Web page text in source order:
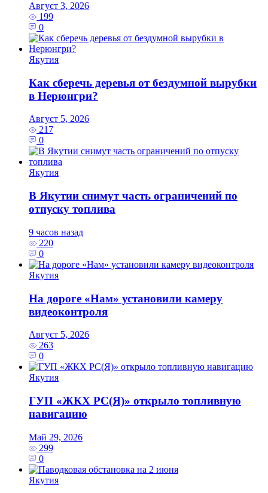
Август 3, 2026
199
0
Якутия
Как сберечь деревья от бездумной вырубки
в Нерюнгри?
Август 5, 2026
217
0
Якутия
В Якутии снимут часть ограничений по
отпуску топлива
9 часов назад
220
0
Якутия
На дороге «Нам» установили камеру
видеоконтроля
Август 5, 2026
263
0
Якутия
ГУП «ЖКХ РС(Я)» открыло топливную
навигацию
Май 29, 2026
299
0
Якутия